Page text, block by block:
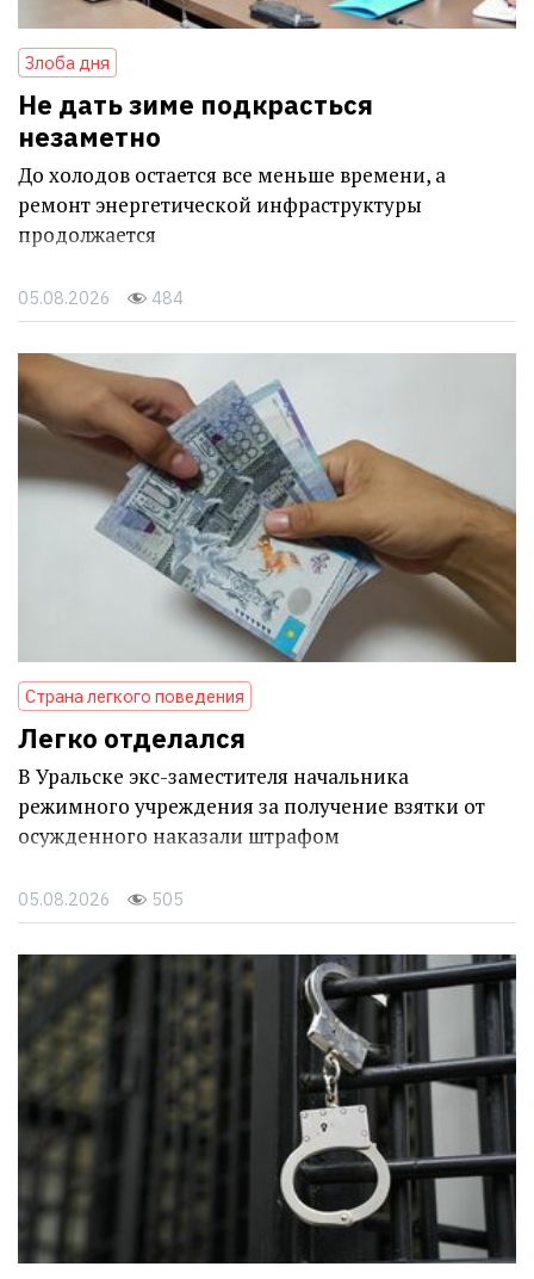
Злоба дня
Не дать зиме подкрасться
незаметно
До холодов остается все меньше времени, а
ремонт энергетической инфраструктуры
продолжается
05.08.2026 484
Страна легкого поведения
Легко отделался
В Уральске экс-заместителя начальника
режимного учреждения за получение взятки от
осужденного наказали штрафом
05.08.2026 505